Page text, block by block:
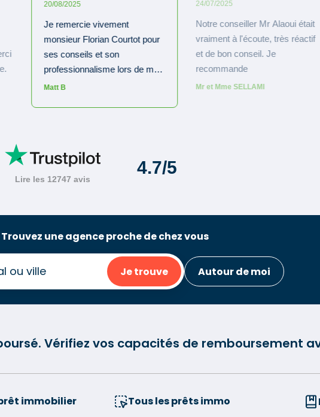
Trouvez une agence proche de chez vous
Je trouve Autour de moi
Vérifiez vos capacités de remboursement
immobilier Tous les prêts immo